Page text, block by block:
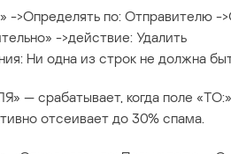
->Определять по: Отправителю -
->действие: Удалить
Ни одна из строк не должна
— срабатывает, когда поле
отсеивает до 30% спама.